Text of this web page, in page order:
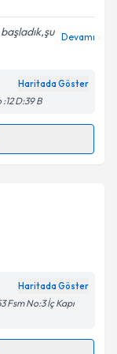
Aydınlatma
D:39 B
talebi
için bir
No:3 İç Kapı